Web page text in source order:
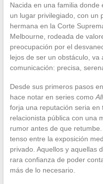
Nacida en una familia donde
un lugar privilegiado, con un
hermana en la Corte
Melbourne, rodeada de
preocupación por el
lejos de ser un obstáculo,
comunicación: precisa,
Desde sus primeros pasos
hace notar en series como
forja una reputación seria
relacionista pública con una
rumor antes de que
tenso entre la exposición
privado. Aquellos y aquellas
rara confianza de poder
más de lo necesario.